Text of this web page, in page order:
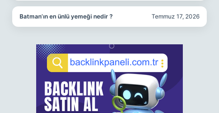
Batman’ın en ünlü yemeği nedir ? Temmuz 17, 2026